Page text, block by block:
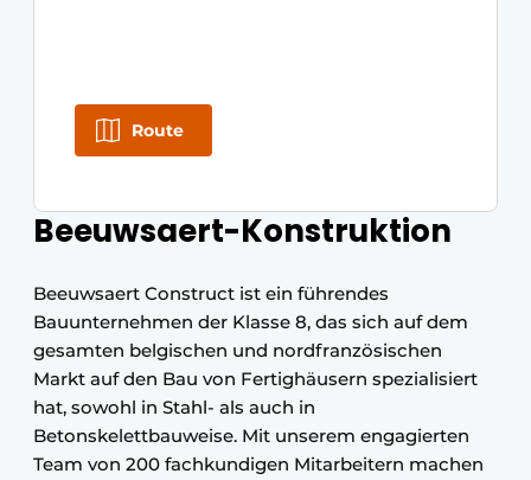
Beeuwsaert-Konstruktion
Beeuwsaert Construct ist ein führendes
Bauunternehmen der Klasse 8, das sich auf dem
gesamten belgischen und nordfranzösischen
Markt auf den Bau von Fertighäusern spezialisiert
hat, sowohl in Stahl- als auch in
Betonskelettbauweise. Mit unserem engagierten
Team von 200 fachkundigen Mitarbeitern machen
Route